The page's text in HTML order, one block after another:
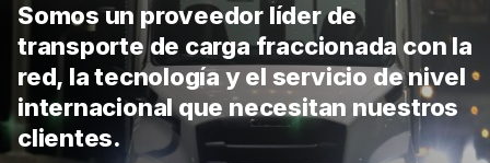
Somos un proveedor líder de
transporte de carga fraccionada con la
red, la tecnología y el servicio de nivel
internacional que necesitan nuestros
clientes.